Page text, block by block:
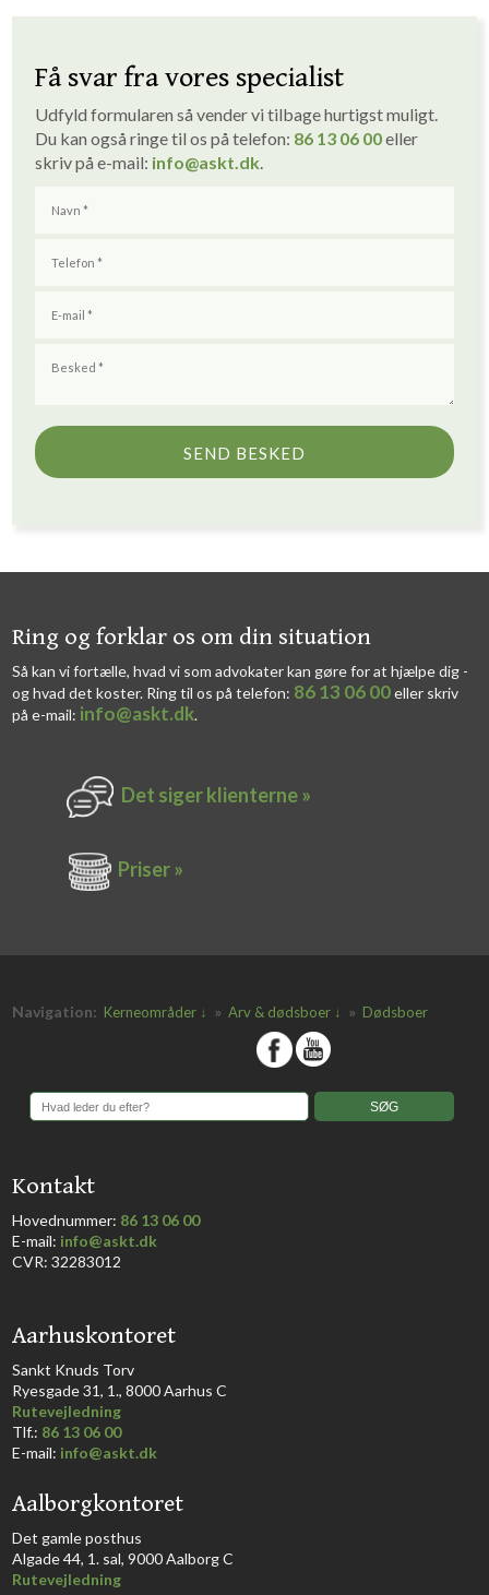
Få svar fra vores specialist
Udfyld formularen så vender vi tilbage hurtigst muligt. ​
Du kan også ringe til os på telefon: 86 13 06 00eller
skriv på e-mail: info@askt.dk​.
​​Ring og forklar os om din situation
Så kan vi fortælle, hvad vi som advokater kan gøre for at hjælpe dig -
og hvad det koster. Ring til os på telefon: 86 13 06 00eller skriv
på e-mail: info@askt.dk​.​
Det siger k​lienterne​ »
Priser »
Navigation: Kerneområder ↓ » Arv & dødsboer ↓ » Dødsboer
​
​Kontakt
Hovednummer: 86 13 06 00
​E-mail: info@askt.dk
CVR: 32283012
​Aarhuskontoret
​Sankt Knuds Torv
Ryesgade 31, 1., 8000 Aarhus C​​​
Rutevejledning
​Tlf.: 86 13 06 00
E-mail: info@askt.dk
Aalborgkontoret
​Det gamle posthus
Algade 44, 1. sal, 9000 Aalborg C​
Rutevejledning